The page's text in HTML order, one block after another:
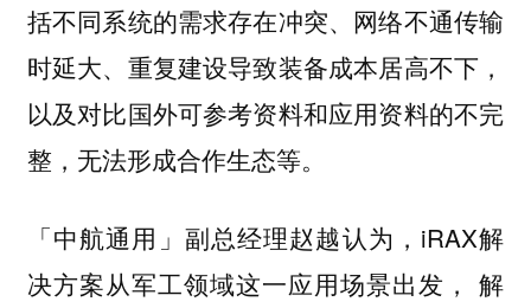
括不同系统的需求存在冲突、网络不通传输
时延大、重复建设导致装备成本居高不下，
以及对比国外可参考资料和应用资料的不完
整，无法形成合作生态等。
「中航通用」副总经理赵越认为，iRAX解
决方案从军工领域这一应用场景出发， 解